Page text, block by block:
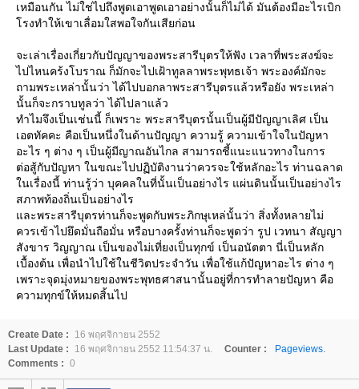
เหมือนกัน ไม่ใช่ไปถึงพูดเอาพูดเอาอย่างนั้นก็ไม่ได้ มันต้องมีอะไรเบิก
รงทำให้เขาเลื่อมใสพอใจกันเสียก่อน
จะเล่าเรื่องเกี่ยวกับปัญญาของพระสารีบุตรให้ฟัง เวลาที่พระสงฆ์จะ
ไปไหนคร้งโบราณ ก็มักจะไปเฝ้าทูลลาพระพุทธเจ้า พระองค์มักจะ
ถามพระเหล่านั้นว่า ได้ไปบอกลาพระสารีบุตรแล้วหรือยัง พระเหล่า
นั้นก็จะกราบทูลว่า ได้ไปลาแล้ว
ทำไมจึงเป็นเช่นนี้ ก็เพราะ พระสารีบุตรนั้นเป็นผู้มีปัญญาเลิศ เป็น
เอตทัคคะ คือเป็นหนึ่งในด้านปัญญา ความรู้ ความเข้าใจในปัญหา
อะไร ๆ ต่าง ๆ เป็นผู้มีญาณอันไกล สามารถชี้แนะแนวทางในการ
ต่อสู้กับปัญหา ในขณะไปปฏิบัติงานว่าควรจะใช้หลักอะไร ท่านฉลาด
นเรื่องนี้ ท่านรู้ว่า บุคคลในที่นั้นเป็นอย่างไร แผ่นดินนั้นเป็นอย่างไร
สภาพท้องถิ่นเป็นอย่างไร
ละพระสารีบุตรท่านก็จะพูดกับพระภิกษุเหล่นั้นว่า สิ่งทั้งหลายไม่
ควรเข้าไปยึดมั่นถือมั่น หรือบางครั้งท่านก็จะพูดว่า รูป เวทนา สัญญา
สังขาร วิญญาณ เป็นของไม่เที่ยงเป็นทุกข์ เป็นอนัตตา นี่เป็นหลัก
เบื้องต้น เพื่อนำไปใช้ในชีวิตประจำวัน เพื่อใช้แก้ปัญหาอะไร ต่าง ๆ
เพราะจุดมุ่งหมายของพระพุทธศาสนานั้นอยู่ที่การทำลายปัญหา คือ
ความทุกข์ให้หมดสิ้นไป
Create Date :
16 พฤศจิกายน 2552
Last Update :
16 พฤศจิกายน 2552 11:54:37 น. Counter :
Pageviews.
Comments : 0